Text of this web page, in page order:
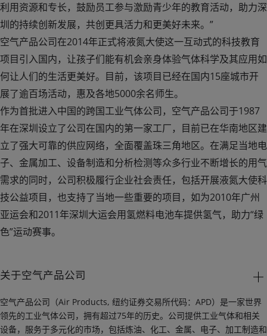
利用资源和专长，鼓励员工参与激励青少年的教育活动，助力深
圳的持续创新发展，共创更具活力和更美好未来。”
空气产品公司在2014年正式将液氮大使这一互动式的科技教育
项目引入国内，让孩子们能有机会亲身体验气体科学及其应用如
何让人们的生活更美好。目前，该项目已经在国内15座城市开
展了逾百场活动，惠及各地5000余名师生。
作为首批进入中国的跨国工业气体公司，空气产品公司于1987
年在深圳设立了公司在国内的第一家工厂，目前已在华南地区建
立了强大可靠的供应网络，全面覆盖珠三角地区。在满足当地电
子、金属加工、设备制造和分析检测等众多行业不断增长的用气
需求的同时，公司积极履行企业社会责任，包括开展液氮大使科
技公益项目，也支持了当地一些重要的项目，如为2010年广州
亚运会和2011年深圳大运会用氢燃料电池车提供氢气，助力“绿
色”运动赛事。
关于空气产品公司
空气产品公司（Air Products, 纽约证券交易所代码：APD）是一家世界
领先的工业气体公司，拥有超过75年的历史。公司提供工业气体和相关
设备，服务于多元化的市场，包括炼油、化工、金属、电子、加工制造和